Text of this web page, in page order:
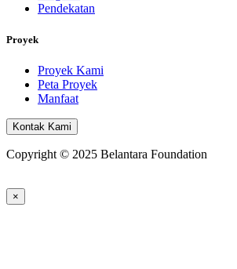
Pendekatan
Proyek
Proyek Kami
Peta Proyek
Manfaat
Kontak Kami
Copyright © 2025 Belantara Foundation
×